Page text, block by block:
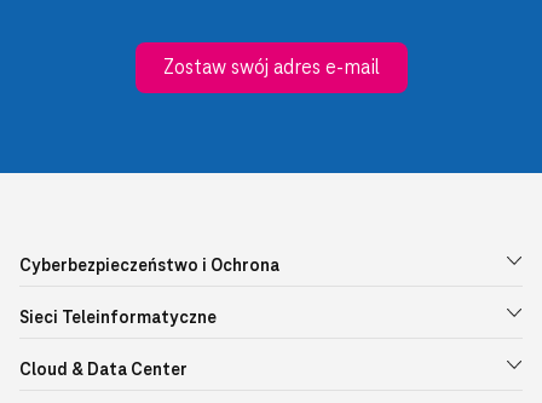
Zostaw swój adres e-mail
Cyberbezpieczeństwo i Ochrona
Sieci Teleinformatyczne
Cloud & Data Center